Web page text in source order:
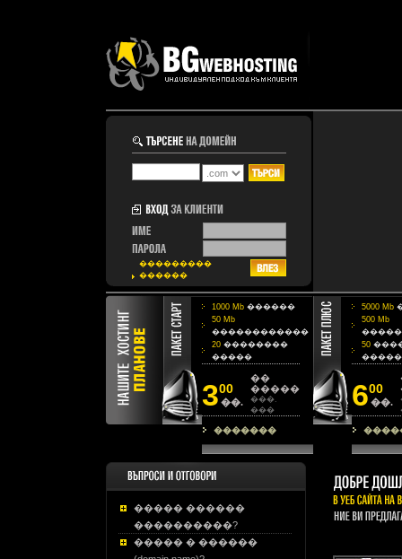
���������
������
1000 Mb ������
50 Mb
������������
20 ��������
�����
300
��.
��
�����
���.
���
�������
5000 Mb
500 Mb
50
�����
600
��.
����� ������
����������?
����� � ������